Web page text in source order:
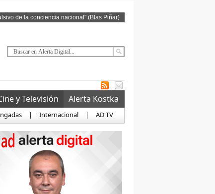
de la conciencia nacional" (Blas Piñar)
y Televisión
Alerta Kostka
| Internacional | AD TV